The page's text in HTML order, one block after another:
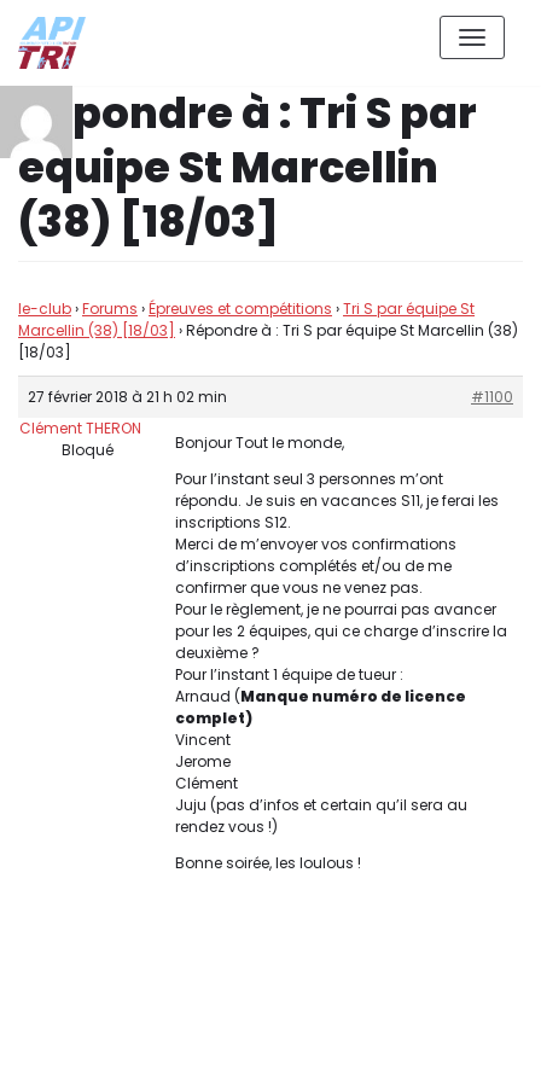
Aller
contenu
Répondre à : Tri S par
équipe St Marcellin
(38) [18/03]
le-club›Forums ›Épreuves et compétitions ›Tri S par équipe St
Marcellin (38) [18/03] ›Répondre à : Tri S par équipe St Marcellin (38)
[18/03]
27 février 2018 à 21 h 02 min
#1100
Clément THERON
Bloqué
Bonjour Tout le monde,
Pour l’instant seul 3 personnes m’ont
répondu. Je suis en vacances S11, je ferai les
inscriptions S12.
Merci de m’envoyer vos confirmations
d’inscriptions complétés et/ou de me
confirmer que vous ne venez pas.
Pour le règlement, je ne pourrai pas avancer
pour les 2 équipes, qui ce charge d’inscrire la
deuxième ?
Pour l’instant 1 équipe de tueur :
Arnaud (Manque numéro de licence
complet)
Vincent
Jerome
Clément
Juju (pas d’infos et certain qu’il sera au
rendez vous !)
Bonne soirée, les loulous !